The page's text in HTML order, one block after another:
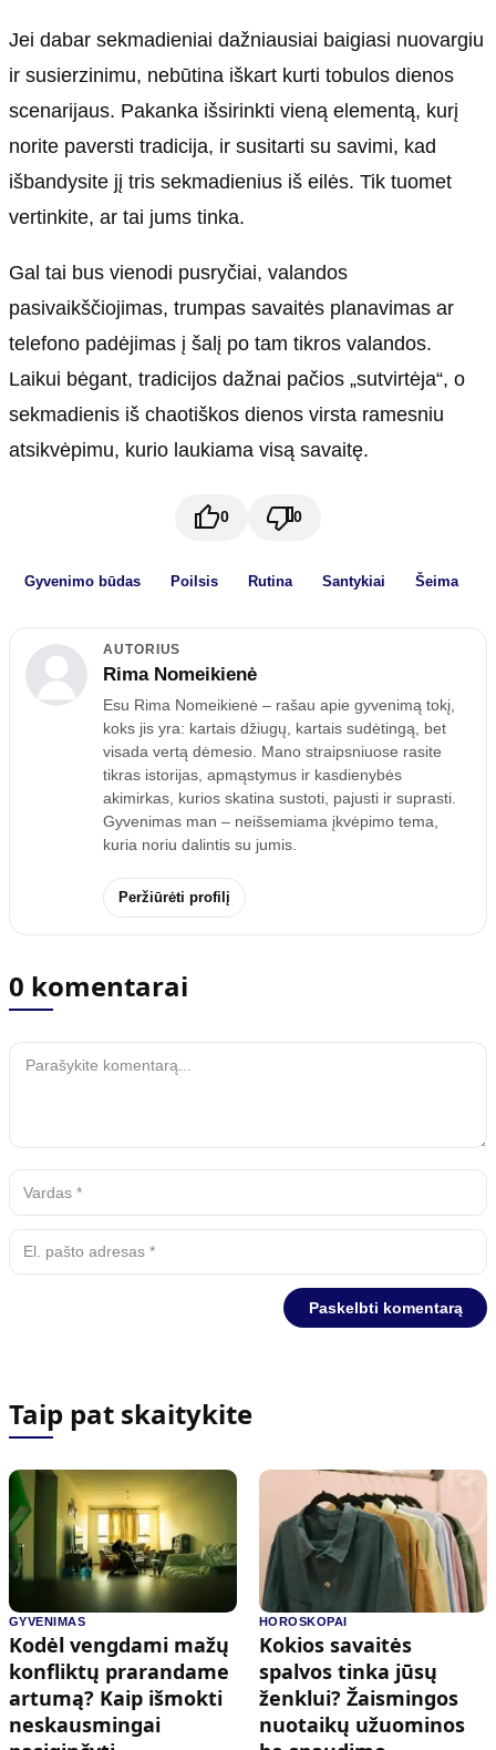
Jei dabar sekmadieniai dažniausiai baigiasi nuovargiu
ir susierzinimu, nebūtina iškart kurti tobulos dienos
scenarijaus. Pakanka išsirinkti vieną elementą, kurį
norite paversti tradicija, ir susitarti su savimi, kad
išbandysite jį tris sekmadienius iš eilės. Tik tuomet
vertinkite, ar tai jums tinka.
Gal tai bus vienodi pusryčiai, valandos
pasivaikščiojimas, trumpas savaitės planavimas ar
telefono padėjimas į šalį po tam tikros valandos.
Laikui bėgant, tradicijos dažnai pačios „sutvirtėja“, o
sekmadienis iš chaotiškos dienos virsta ramesniu
atsikvėpimu, kurio laukiama visą savaitę.
0 0
Gyvenimo būdas Poilsis Rutina Santykiai Šeima
AUTORIUS
Rima Nomeikienė
Esu Rima Nomeikienė – rašau apie gyvenimą tokį,
koks jis yra: kartais džiugų, kartais sudėtingą, bet
visada vertą dėmesio. Mano straipsniuose rasite
tikras istorijas, apmąstymus ir kasdienybės
akimirkas, kurios skatina sustoti, pajusti ir suprasti.
Gyvenimas man – neišsemiama įkvėpimo tema,
kuria noriu dalintis su jumis.
Peržiūrėti profilį
0 komentarai
Taip pat skaitykite
GYVENIMAS
Kodėl vengdami mažų
konfliktų prarandame
artumą? Kaip išmokti
neskausmingai
HOROSKOPAI
Kokios savaitės
spalvos tinka jūsų
ženklui? Žaismingos
nuotaikų užuominos